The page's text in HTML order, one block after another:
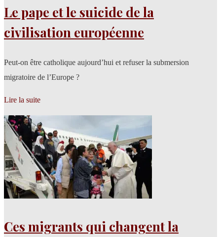
Le pape et le suicide de la
civilisation européenne
Peut-on être catholique aujourd’hui et refuser la submersion
migratoire de l’Europe ?
Lire la suite
Ces migrants qui changent la